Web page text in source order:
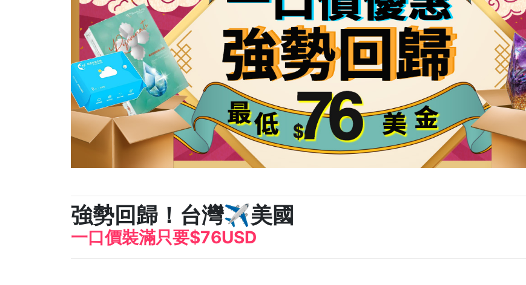
強勢回歸！台灣✈️美國
一口價裝滿只要$76USD